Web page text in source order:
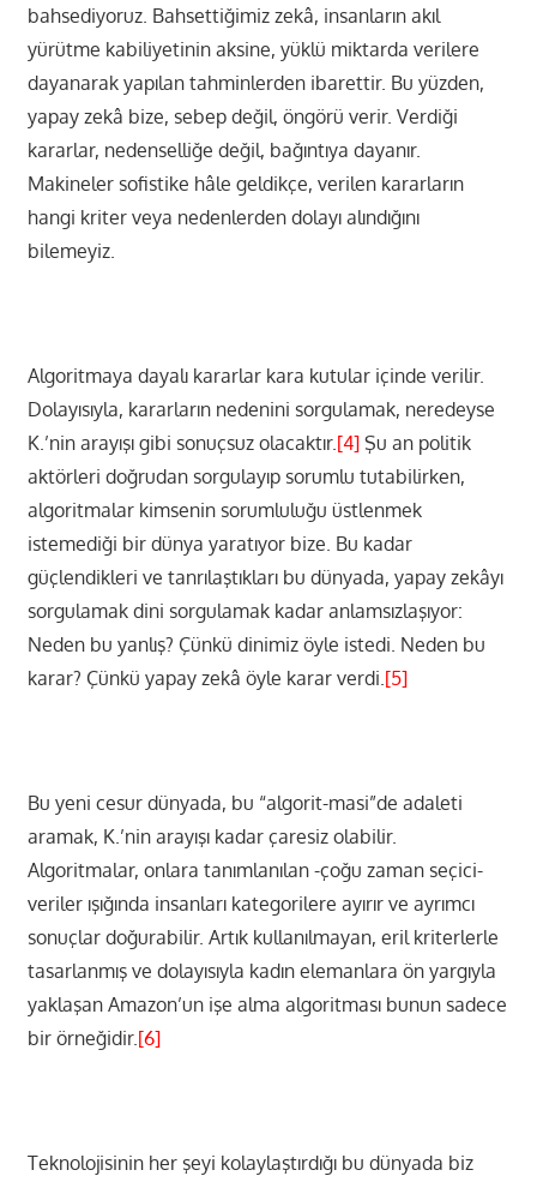
bahsediyoruz. Bahsettiğimiz zekâ, insanların akıl
yürütme kabiliyetinin aksine, yüklü miktarda verilere
dayanarak yapılan tahminlerden ibarettir. Bu yüzden,
yapay zekâ bize, sebep değil, öngörü verir. Verdiği
kararlar, nedenselliğe değil, bağıntıya dayanır.
Makineler sofistike hâle geldikçe, verilen kararların
hangi kriter veya nedenlerden dolayı alındığını
bilemeyiz.
Algoritmaya dayalı kararlar kara kutular içinde verilir.
Dolayısıyla, kararların nedenini sorgulamak, neredeyse
K.’nin arayışı gibi sonuçsuz olacaktır. [4]Şu an politik
aktörleri doğrudan sorgulayıp sorumlu tutabilirken,
algoritmalar kimsenin sorumluluğu üstlenmek
istemediği bir dünya yaratıyor bize. Bu kadar
güçlendikleri ve tanrılaştıkları bu dünyada, yapay zekâyı
sorgulamak dini sorgulamak kadar anlamsızlaşıyor:
Neden bu yanlış? Çünkü dinimiz öyle istedi. Neden bu
karar? Çünkü yapay zekâ öyle karar verdi. [5]
Bu yeni cesur dünyada, bu “algorit-masi”de adaleti
aramak, K.’nin arayışı kadar çaresiz olabilir.
Algoritmalar, onlara tanımlanılan -çoğu zaman seçici-
veriler ışığında insanları kategorilere ayırır ve ayrımcı
sonuçlar doğurabilir. Artık kullanılmayan, eril kriterlerle
tasarlanmış ve dolayısıyla kadın elemanlara ön yargıyla
yaklaşan Amazon’un işe alma algoritması bunun sadece
bir örneğidir. [6]
Teknolojisinin her şeyi kolaylaştırdığı bu dünyada biz